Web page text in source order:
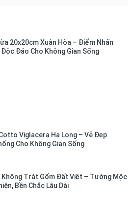
20x20cm Xuân Hòa – Điểm Nhấn
Đáo Cho Không Gian Sống
Viglacera Hạ Long – Vẻ Đẹp
Cho Không Gian Sống
Không Trát Gốm Đất Việt – Tường Mộc
Bền Chắc Lâu Dài